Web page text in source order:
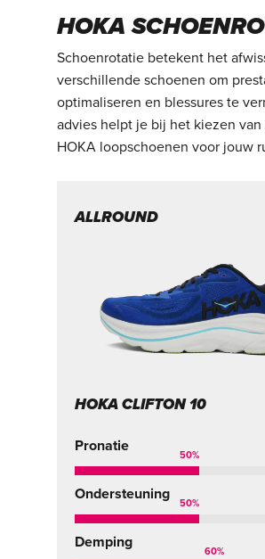
HOKA
Schoenrotatie betekent het
verschillende schoenen om
optimaliseren en blessures te
advies helpt je bij het kiezen
HOKA loopschoenen voor jouw
ALLROUND
HOKA CLIFTON 10
Pronatie
50%
Ondersteuning
50%
Demping
60%